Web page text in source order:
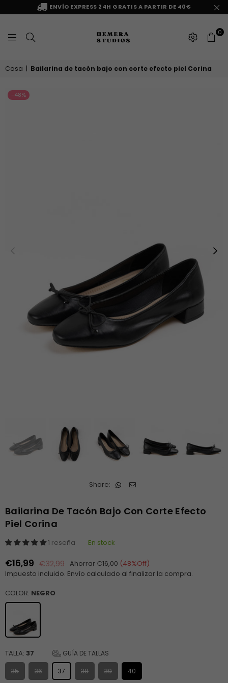
ENVÍO EXPRESS 24H GRATIS A PARTIR DE 40€
HEMERA
STUDIOS
0
Casa | Bailarina de tacón bajo con corte efecto piel Corina
-48%
Share:
Bailarina De Tacón Bajo Con Corte Efecto
Piel Corina
1 reseña En stock
Precio
habitual
€16,99 €32,99 Ahorrar€16,00 (48%Off)
Impuesto incluido. Envío calculado al finalizar la compra.
COLOR: NEGRO
TALLA: 37 GUÍA DE TALLAS
35 36 37 38 39 40